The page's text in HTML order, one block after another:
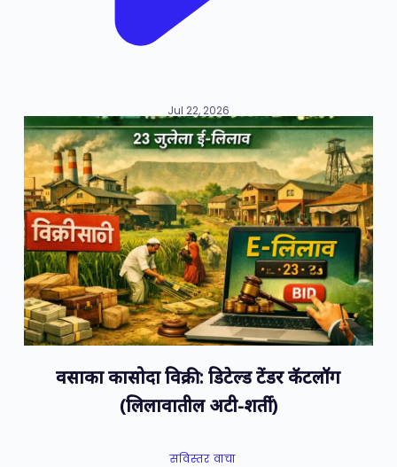
Jul 22, 2026
वसाका कासोदा विक्री: डिटेल्ड टेंडर कॅटलॉग
(लिलावातील अटी-शर्ती)
सविस्तर वाचा